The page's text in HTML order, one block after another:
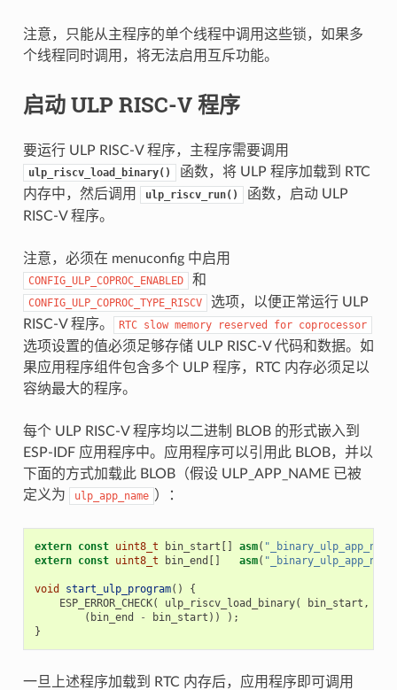
注意，只能从主程序的单个线程中调用这些锁，如果多
个线程同时调用，将无法启用互斥功能。
启动 ULP RISC-V 程序
要运行 ULP RISC-V 程序，主程序需要调用
ulp_riscv_load_binary()
函数，将 ULP 程序加载到 RTC
内存中，然后调用
ulp_riscv_run()
函数，启动 ULP
RISC-V 程序。
注意，必须在 menuconfig 中启用
CONFIG_ULP_COPROC_ENABLED 和
CONFIG_ULP_COPROC_TYPE_RISCV
选项，以便正常运行 ULP
RISC-V 程序。
RTC slow memory reserved for coprocessor
选项设置的值必须足够存储 ULP RISC-V 代码和数据。如
果应用程序组件包含多个 ULP 程序，RTC 内存必须足以
容纳最大的程序。
每个 ULP RISC-V 程序均以二进制 BLOB 的形式嵌入到
ESP-IDF 应用程序中。应用程序可以引用此 BLOB，并以
下面的方式加载此 BLOB（假设 ULP_APP_NAME 已被
定义为
ulp_app_name ）：
extern const uint8_t bin_start [] asm(
extern const uint8_t bin_end [] asm(
void start_ulp_program()
{
ESP_ERROR_CHECK( ulp_riscv_load_binary( bin_start ,
( bin_end - bin_start ))
);
}
一旦上述程序加载到 RTC 内存后，应用程序即可调用